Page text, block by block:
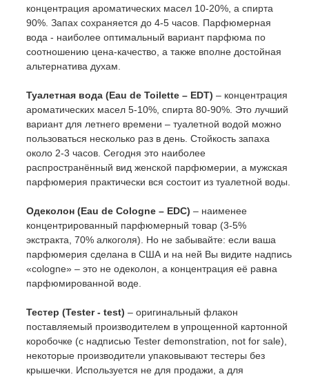
концентрация ароматических масел 10-20%, а спирта
90%. Запах сохраняется до 4-5 часов. Парфюмерная
вода - наиболее оптимальный вариант парфюма по
соотношению цена-качество, а также вполне достойная
альтернатива духам.
Туалетная вода (Eau de Toilette – EDT) – концентрация
ароматических масел 5-10%, спирта 80-90%. Это лучший
вариант для летнего времени – туалетной водой можно
пользоваться несколько раз в день. Стойкость запаха
около 2-3 часов. Сегодня это наиболее
распространённый вид женской парфюмерии, а мужская
парфюмерия практически вся состоит из туалетной воды.
Одеколон (Eau de Cologne – EDC) – наименее
концентрированный парфюмерный товар (3-5%
экстракта, 70% алкоголя). Но не забывайте: если ваша
парфюмерия сделана в США и на ней Вы видите надпись
«cologne» – это не одеколон, а концентрация её равна
парфюмированной воде.
Тестер (Tester - test) – оригинальный флакон
поставляемый производителем в упрощенной картонной
коробочке (с надписью Tester demonstration, not for sale),
некоторые производители упаковывают тестеры без
крышечки. Используется не для продажи, а для